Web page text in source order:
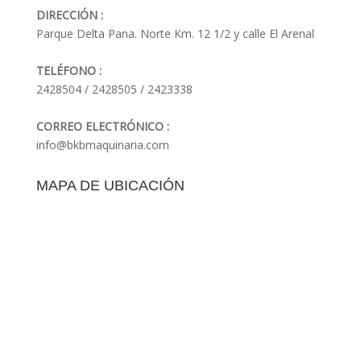
DIRECCIÓN :
Parque Delta Pana. Norte Km. 12 1/2 y calle El Arenal
TELÉFONO :
2428504 / 2428505 / 2423338
CORREO ELECTRÓNICO :
info@bkbmaquinaria.com
MAPA DE UBICACIÓN